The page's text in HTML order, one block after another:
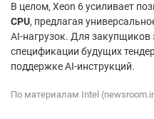
В целом, Xeon 6 усиливает
CPU, предлагая
AI-нагрузок. Для закупщиков
спецификации будущих
поддержке AI-инструкций.
По материалам Intel